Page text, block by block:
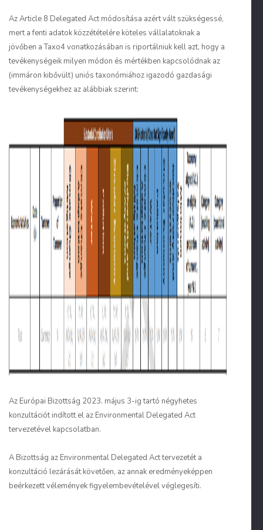
Az Article 8 Delegated Act módosítása azért vált szükségessé,
mert a fenti adatok közzétételére köteles vállalatoknak a
jövőben a Taxo4 vonatkozásában is riportálniuk kell azt, hogy a
tevékenységeik milyen módon és mértékben kapcsolódnak az
(immáron kibővült) uniós taxonómiához igazodó gazdasági
tevékenységekhez az alábbiak szerint:
Az Európai Bizottság 2023. május 3-ig tartó négyhetes
konzultációt indított el az Environmental Delegated Act
tervezetével kapcsolatban.
A Bizottság az Environmental Delegated Act tervezetét a
konzultáció lezárását követően, az annak eredményeképpen
beérkezett vélemények figyelembevételével véglegesíti.